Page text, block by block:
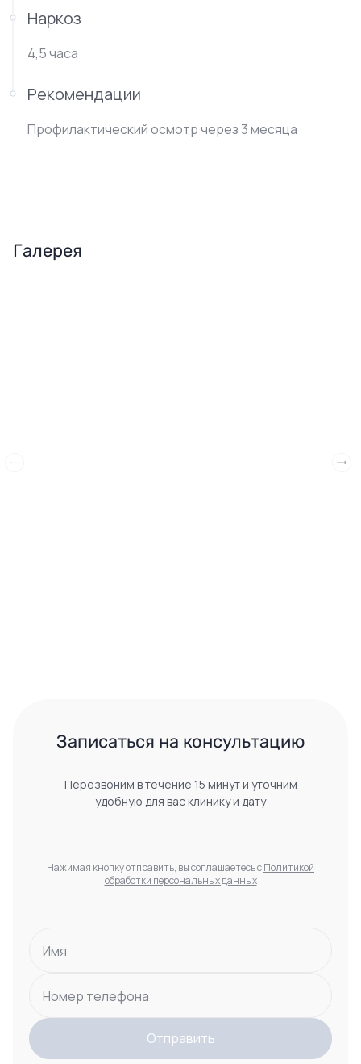
Наркоз
4,5 часа
Рекомендации
Профилактический осмотр через 3 месяца
Галерея
Записаться на консультацию
Перезвоним в течение 15 минут и уточним
удобную для вас клинику и дату
Нажимая кнопку отправить, вы соглашаетесь сПолитикой
обработки персональных данных
Имя
Номер телефона
Отправить